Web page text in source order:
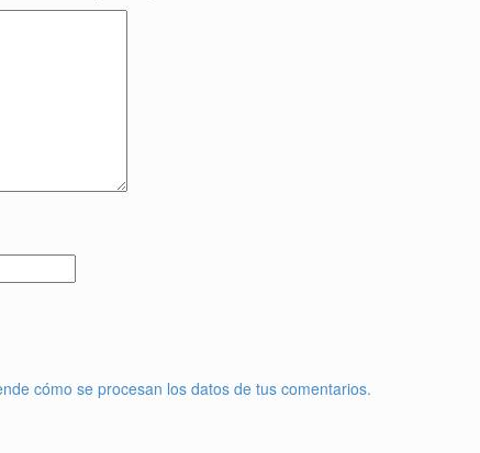
cómo se procesan los datos de tus comentarios.